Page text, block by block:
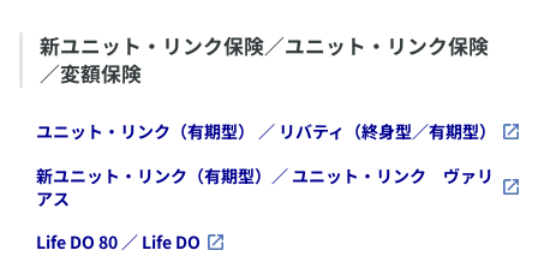
​新ユニット・リンク保険／ユニット・リンク保険
／変額保険
​ユニット・リンク（有期型） ／ リバティ（終身型／有期型）
​新ユニット・リンク（有期型）／ ユニット・リンク ヴァリ
アス
​Life DO 80 ／ Life DO